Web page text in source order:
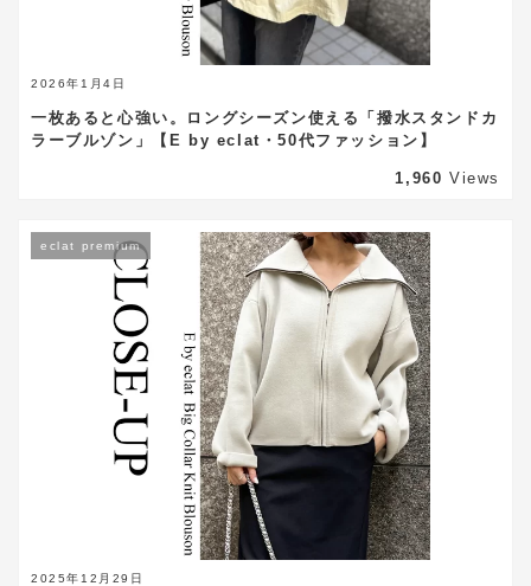
2026年1月4日
一枚あると心強い。ロングシーズン使える「撥水スタンドカ
ラーブルゾン」【E by eclat・50代ファッション】
1,960 Views
2025年12月29日
eclat premium